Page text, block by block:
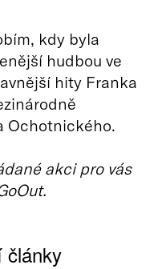
kdy byla
hudbou ve
hity Franka
Ochotnického.
akci pro vás
články